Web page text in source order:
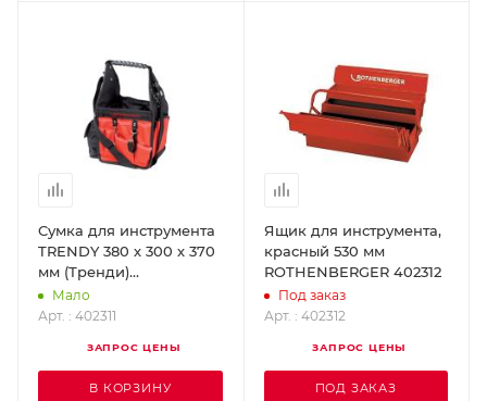
Cумка для инструмента
TRENDY 380 х 300 х 370
мм (Тренди)
ROTHENBERGER 402311
Мало
Арт. : 402311
ЗАПРОС ЦЕНЫ
В КОРЗИНУ
Ящик для инструмента,
красный 530 мм
ROTHENBERGER 402312
Под заказ
Арт. : 402312
ЗАПРОС ЦЕНЫ
ПОД ЗАКАЗ